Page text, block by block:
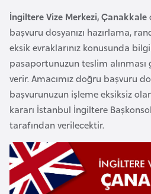
İngiltere Vize Merkezi, Çanakkale
başvuru dosyanızı hazırlama,
eksik evraklarınız konusunda
pasaportunuzun teslim
verir. Amacımız doğru başvuru
başvurunuzun işleme eksiksiz
kararı İstanbul İngiltere
tarafından verilecektir.
a
u
G
i
n
e
G
e